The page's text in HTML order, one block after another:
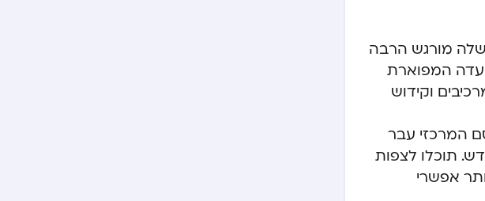
שלה מורגש הרבה
המפוארת
וקידוש
המרכזי עבר
תוכלו לצפות
אפשרי